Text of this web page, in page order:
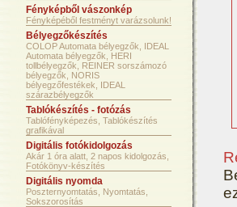
Fényképből vászonkép
Fényképéből festményt varázsolunk!
Bélyegzőkészítés
COLOP Automata bélyegzők, IDEAL
Automata bélyegzők, HERI
tollbélyegzők, REINER sorszámozó
bélyegzők, NORIS
bélyegzőfestékek, IDEAL
szárazbélyegzők
Tablókészítés - fotózás
Tablófényképezés, Tablókészítés
grafikával
Digitális fotókidolgozás
Akár 1 óra alatt, 2 napos kidolgozás,
Fotókönyv-készítés
Digitális nyomda
Poszternyomtatás, Nyomtatás,
Sokszorosítás